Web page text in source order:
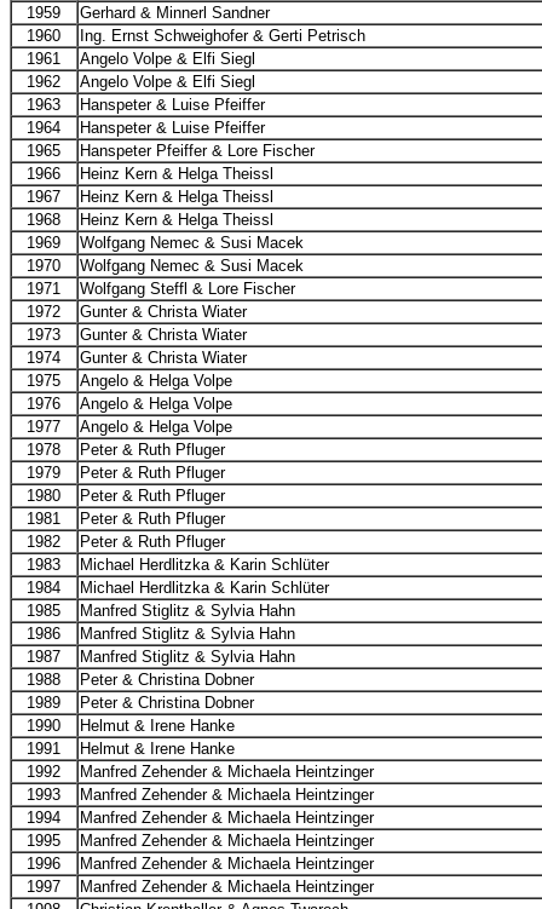
1959
Gerhard & Minnerl Sandner
1960
Ing. Ernst Schweighofer & Gerti Petrisch
1961
Angelo Volpe & Elfi Siegl
1962
Angelo Volpe & Elfi Siegl
1963
Hanspeter & Luise Pfeiffer
1964
Hanspeter & Luise Pfeiffer
1965
Hanspeter Pfeiffer & Lore Fischer
1966
Heinz Kern & Helga Theissl
1967
Heinz Kern & Helga Theissl
1968
Heinz Kern & Helga Theissl
1969
Wolfgang Nemec & Susi Macek
1970
Wolfgang Nemec & Susi Macek
1971
Wolfgang Steffl & Lore Fischer
1972
Gunter & Christa Wiater
1973
Gunter & Christa Wiater
1974
Gunter & Christa Wiater
1975
Angelo & Helga Volpe
1976
Angelo & Helga Volpe
1977
Angelo & Helga Volpe
1978
Peter & Ruth Pfluger
1979
Peter & Ruth Pfluger
1980
Peter & Ruth Pfluger
1981
Peter & Ruth Pfluger
1982
Peter & Ruth Pfluger
1983
Michael Herdlitzka & Karin Schlüter
1984
Michael Herdlitzka & Karin Schlüter
1985
Manfred Stiglitz & Sylvia Hahn
1986
Manfred Stiglitz & Sylvia Hahn
1987
Manfred Stiglitz & Sylvia Hahn
1988
Peter & Christina Dobner
1989
Peter & Christina Dobner
1990
Helmut & Irene Hanke
1991
Helmut & Irene Hanke
1992
Manfred Zehender & Michaela Heintzinger
1993
Manfred Zehender & Michaela Heintzinger
1994
Manfred Zehender & Michaela Heintzinger
1995
Manfred Zehender & Michaela Heintzinger
1996
Manfred Zehender & Michaela Heintzinger
1997
Manfred Zehender & Michaela Heintzinger